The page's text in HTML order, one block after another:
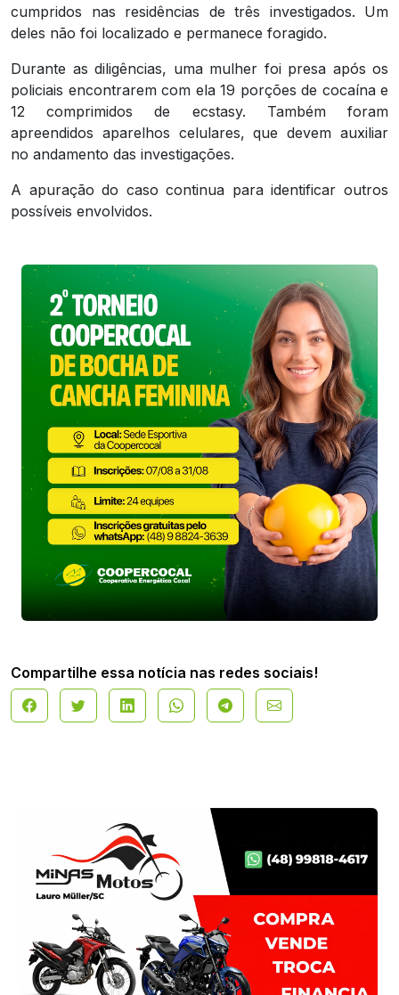
cumpridos nas residências de três investigados. Um
deles não foi localizado e permanece foragido.
Durante as diligências, uma mulher foi presa após os
policiais encontrarem com ela 19 porções de cocaína e
12 comprimidos de ecstasy. Também foram
apreendidos aparelhos celulares, que devem auxiliar
no andamento das investigações.
A apuração do caso continua para identificar outros
possíveis envolvidos.
Compartilhe essa notícia nas redes sociais!